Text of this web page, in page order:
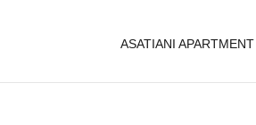
ASATIANI APARTMENT